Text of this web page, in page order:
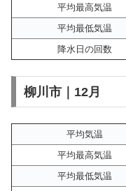
平均最高気温
平均最低気温
降水日の回数
柳川市｜12月
平均気温
平均最高気温
平均最低気温